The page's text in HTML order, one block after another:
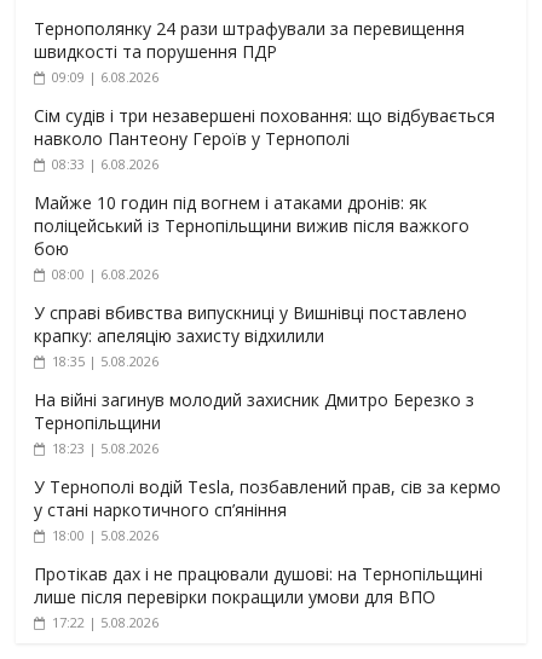
Тернополянку 24 рази штрафували за перевищення
швидкості та порушення ПДР
09:09 | 6.08.2026
Сім судів і три незавершені поховання: що відбувається
навколо Пантеону Героїв у Тернополі
08:33 | 6.08.2026
Майже 10 годин під вогнем і атаками дронів: як
поліцейський із Тернопільщини вижив після важкого
бою
08:00 | 6.08.2026
У справі вбивства випускниці у Вишнівці поставлено
крапку: апеляцію захисту відхилили
18:35 | 5.08.2026
На війні загинув молодий захисник Дмитро Березко з
Тернопільщини
18:23 | 5.08.2026
У Тернополі водій Tesla, позбавлений прав, сів за кермо
у стані наркотичного сп’яніння
18:00 | 5.08.2026
Протікав дах і не працювали душові: на Тернопільщині
лише після перевірки покращили умови для ВПО
17:22 | 5.08.2026